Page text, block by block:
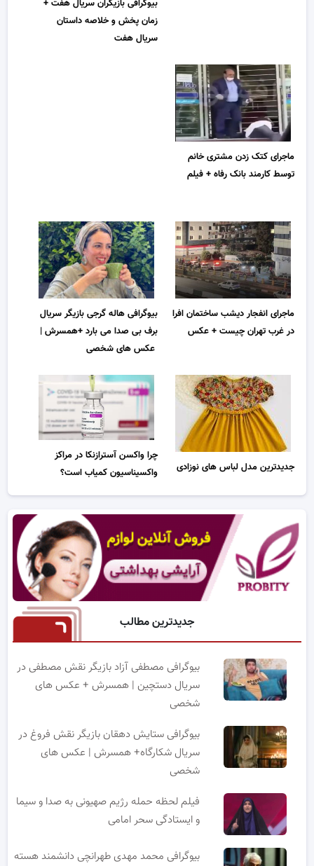
بیوگرافی بازیگران سریال هفت +
زمان پخش و خلاصه داستان
سریال هفت
ماجرای کتک زدن مشتری خانم
توسط کارمند بانک رفاه + فیلم
ماجرای انفجار دیشب ساختمان افرا
در غرب تهران چیست + عکس
بیوگرافی هاله گرجی بازیگر سریال
برف بی صدا می بارد +همسرش |
عکس های شخصی
جدیدترین مدل لباس های نوزادی
چرا واکسن آسترازنکا در مراکز
واکسیناسیون کمیاب است؟
جدیدترین مطالب
بیوگرافی مصطفی آزاد بازیگر نقش مصطفی در
سریال دستچین | همسرش + عکس های
شخصی
بیوگرافی ستایش دهقان بازیگر نقش فروغ در
سریال شکارگاه+ همسرش | عکس های
شخصی
فیلم لحظه حمله رژیم صهیونی به صدا و سیما
و ایستادگی سحر امامی
بیوگرافی محمد مهدی طهرانچی دانشمند هسته